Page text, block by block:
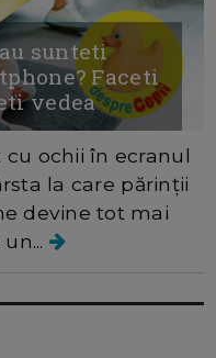
sunteti
Faceti
vedea
ochii în ecranul
la care părinții
devine tot mai